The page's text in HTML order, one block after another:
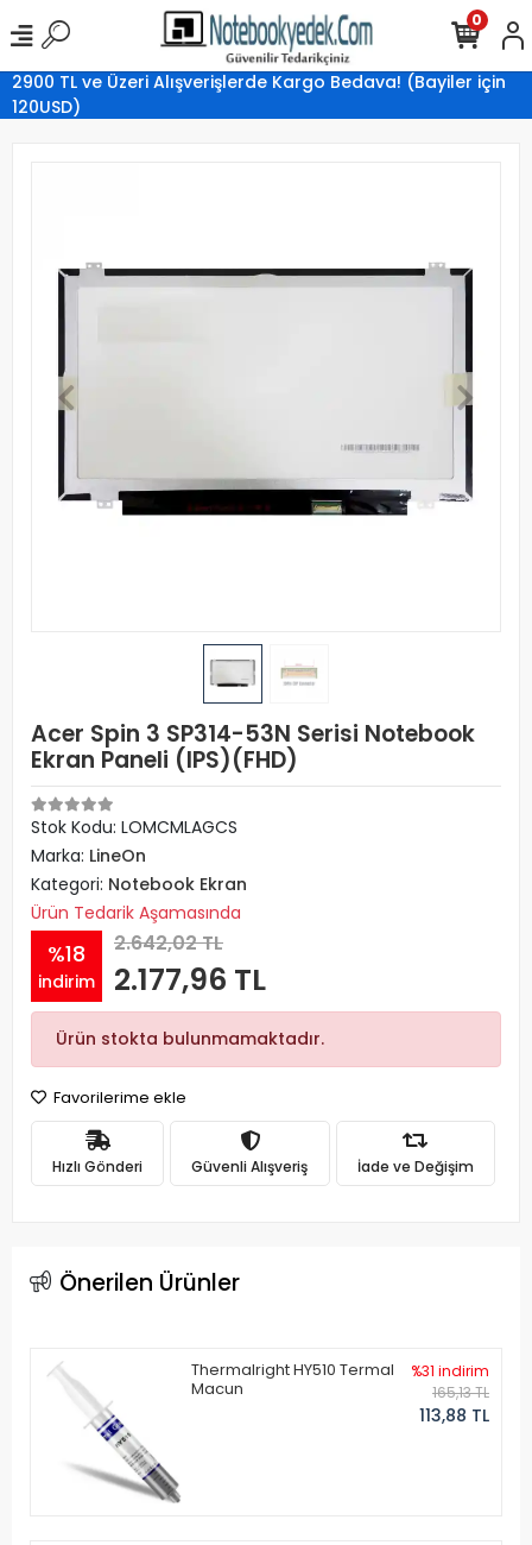
2900 TL ve Üzeri Alışverişlerde Kargo Bedava! (Bayiler için
120USD)
0
Acer Spin 3 SP314-53N Serisi Notebook
Ekran Paneli (IPS)(FHD)
Stok Kodu: LOMCMLAGCS
Marka: LineOn
Kategori: Notebook Ekran
Ürün Tedarik Aşamasında
%18
indirim
2.642,02 TL
2.177,96 TL
Ürün stokta bulunmamaktadır.
Favorilerime ekle
Hızlı Gönderi Güvenli Alışveriş İade ve Değişim
Önerilen Ürünler
Thermalright HY510 Termal
Macun
%31 indirim
165,13 TL
113,88 TL